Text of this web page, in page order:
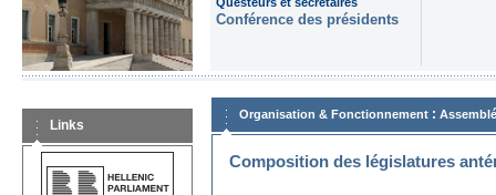
Conférence des présidents
Links
Organisation & Fonctionnement :
Composition des législatures